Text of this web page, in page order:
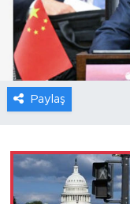
Paylaş
Sağlık
Foto Haber
Xinhua
Seyahat